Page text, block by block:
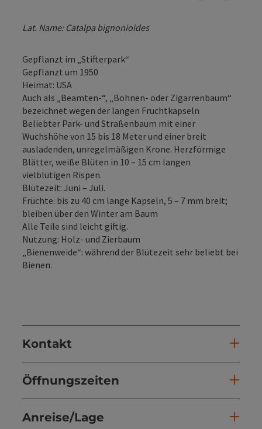
Lat. Name: Catalpa bignonioides
Gepflanzt im „Stifterpark“
Gepflanzt um 1950
Heimat: USA
Auch als „Beamten-“, „Bohnen- oder Zigarrenbaum“
bezeichnet wegen der langen Fruchtkapseln
Beliebter Park- und Straßenbaum mit einer
Wuchshöhe von 15 bis 18 Meter und einer breit
ausladenden, unregelmäßigen Krone. Herzförmige
Blätter, weiße Blüten in 10 – 15 cm langen
vielblütigen Rispen.
Blütezeit: Juni – Juli.
Früchte: bis zu 40 cm lange Kapseln, 5 – 7 mm breit;
bleiben über den Winter am Baum
Alle Teile sind leicht giftig.
Nutzung: Holz- und Zierbaum
„Bienenweide“: während der Blütezeit sehr beliebt bei
Bienen.
Kontakt
Öffnungszeiten
Anreise/Lage